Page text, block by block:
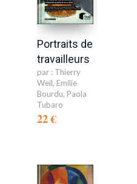
Portraits de
travailleurs
par : Thierry
Weil, Emilie
Bourdu, Paola
Tubaro
22 €